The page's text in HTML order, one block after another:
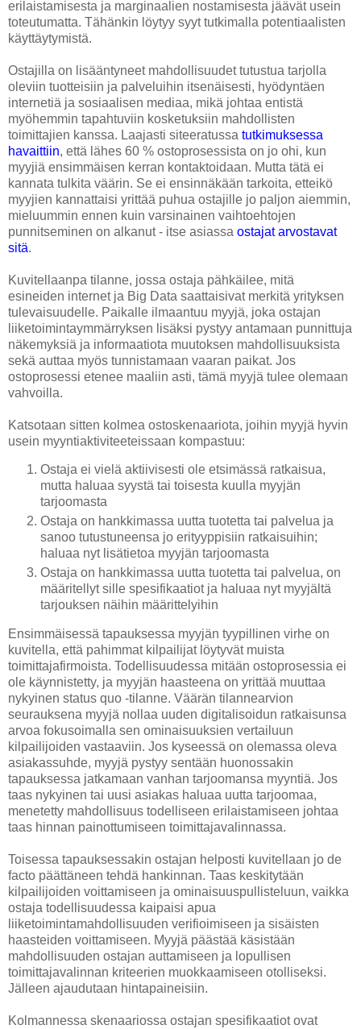
erilaistamisesta ja marginaalien nostamisesta jäävät usein
toteutumatta. Tähänkin löytyy syyt tutkimalla potentiaalisten
käyttäytymistä.
Ostajilla on lisääntyneet mahdollisuudet tutustua tarjolla
oleviin tuotteisiin ja palveluihin itsenäisesti, hyödyntäen
internetiä ja sosiaalisen mediaa, mikä johtaa entistä
myöhemmin tapahtuviin kosketuksiin mahdollisten
toimittajien kanssa. Laajasti siteeratussa tutkimuksessa
havaittiin, että lähes 60 % ostoprosessista on jo ohi, kun
myyjiä ensimmäisen kerran kontaktoidaan. Mutta tätä ei
kannata tulkita väärin. Se ei ensinnäkään tarkoita, etteikö
myyjien kannattaisi yrittää puhua ostajille jo paljon aiemmin,
mieluummin ennen kuin varsinainen vaihtoehtojen
punnitseminen on alkanut - itse asiassa ostajat arvostavat
sitä.
Kuvitellaanpa tilanne, jossa ostaja pähkäilee, mitä
esineiden internet ja Big Data saattaisivat merkitä yrityksen
tulevaisuudelle. Paikalle ilmaantuu myyjä, joka ostajan
liiketoimintaymmärryksen lisäksi pystyy antamaan punnittuja
näkemyksiä ja informaatiota muutoksen mahdollisuuksista
sekä auttaa myös tunnistamaan vaaran paikat. Jos
ostoprosessi etenee maaliin asti, tämä myyjä tulee olemaan
vahvoilla.
Katsotaan sitten kolmea ostoskenaariota, joihin myyjä hyvin
usein myyntiaktiviteeteissaan kompastuu:
Ostaja ei vielä aktiivisesti ole etsimässä ratkaisua,
mutta haluaa syystä tai toisesta kuulla myyjän
tarjoomasta
Ostaja on hankkimassa uutta tuotetta tai palvelua ja
sanoo tutustuneensa jo erityyppisiin ratkaisuihin;
haluaa nyt lisätietoa myyjän tarjoomasta
Ostaja on hankkimassa uutta tuotetta tai palvelua, on
määritellyt sille spesifikaatiot ja haluaa nyt myyjältä
tarjouksen näihin määrittelyihin
Ensimmäisessä tapauksessa myyjän tyypillinen virhe on
kuvitella, että pahimmat kilpailijat löytyvät muista
toimittajafirmoista. Todellisuudessa mitään ostoprosessia ei
ole käynnistetty, ja myyjän haasteena on yrittää muuttaa
nykyinen status quo -tilanne. Väärän tilannearvion
seurauksena myyjä nollaa uuden digitalisoidun ratkaisunsa
arvoa fokusoimalla sen ominaisuuksien vertailuun
kilpailijoiden vastaaviin. Jos kyseessä on olemassa oleva
asiakassuhde, myyjä pystyy sentään huonossakin
tapauksessa jatkamaan vanhan tarjoomansa myyntiä. Jos
taas nykyinen tai uusi asiakas haluaa uutta tarjoomaa,
menetetty mahdollisuus todelliseen erilaistamiseen johtaa
taas hinnan painottumiseen toimittajavalinnassa.
Toisessa tapauksessakin ostajan helposti kuvitellaan jo de
facto päättäneen tehdä hankinnan. Taas keskitytään
kilpailijoiden voittamiseen ja ominaisuuspullisteluun, vaikka
ostaja todellisuudessa kaipaisi apua
liiketoimintamahdollisuuden verifioimiseen ja sisäisten
haasteiden voittamiseen. Myyjä päästää käsistään
mahdollisuuden ostajan auttamiseen ja lopullisen
toimittajavalinnan kriteerien muokkaamiseen otolliseksi.
Jälleen ajaudutaan hintapaineisiin.
Kolmannessa skenaariossa ostajan spesifikaatiot ovat